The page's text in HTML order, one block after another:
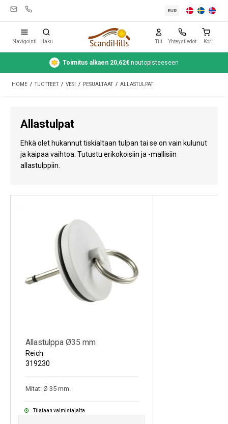
Leirintävarusteet
Teltat
Puhdistus ja hoito
Matkavarusteet
Kaasu
Sähkötarvikkeet
Sääasemat
EUR
Navigointi Haku Tili Yhteystiedot Kori
Toimitus alkaen 20,62€ noutopisteeseen
HOME / TUOTTEET / VESI / PESUALTAAT / ALLASTULPAT
Allastulpat
Ehkä olet hukannut tiskialtaan tulpan tai se on vain kulunut
ja kaipaa vaihtoa. Tutustu erikokoisiin ja -mallisiin
allastulppiin.
Allastulppa Ø35 mm
Reich
319230
Mitat: Ø 35 mm.
Tilataan valmistajalta